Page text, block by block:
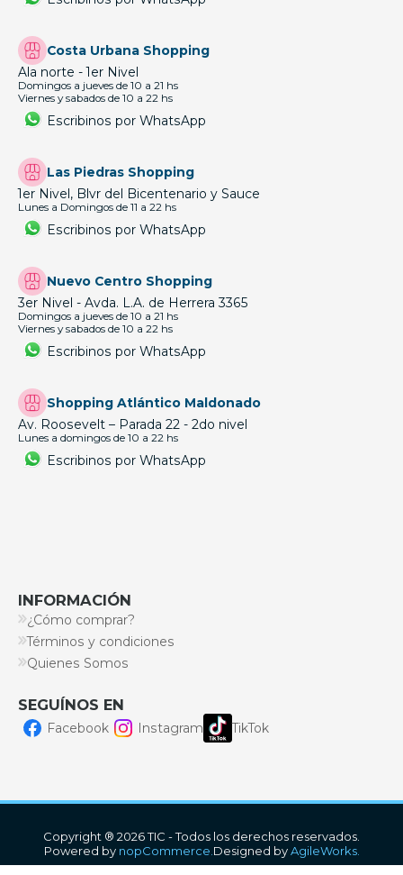
Costa Urbana Shopping
Ala norte - 1er Nivel
Domingos a jueves de 10 a 21 hs
Viernes y sabados de 10 a 22 hs
Escribinos por WhatsApp
Las Piedras Shopping
1er Nivel, Blvr del Bicentenario y Sauce
Lunes a Domingos de 11 a 22 hs
Escribinos por WhatsApp
Nuevo Centro Shopping
3er Nivel - Avda. L.A. de Herrera 3365
Domingos a jueves de 10 a 21 hs
Viernes y sabados de 10 a 22 hs
Escribinos por WhatsApp
Shopping Atlántico Maldonado
Av. Roosevelt – Parada 22 - 2do nivel
Lunes a domingos de 10 a 22 hs
Escribinos por WhatsApp
INFORMACIÓN
¿Cómo comprar?
Términos y condiciones
Quienes Somos
SEGUÍNOS EN
Facebook Instagram TikTok
Copyright ® 2026 TIC - Todos los derechos reservados.
Powered by nopCommerce. Designed byAgileWorks.